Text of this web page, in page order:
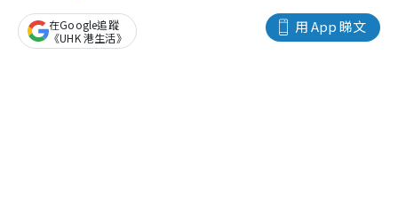
用 App 睇文
在Google追蹤
《UHK 港生活》